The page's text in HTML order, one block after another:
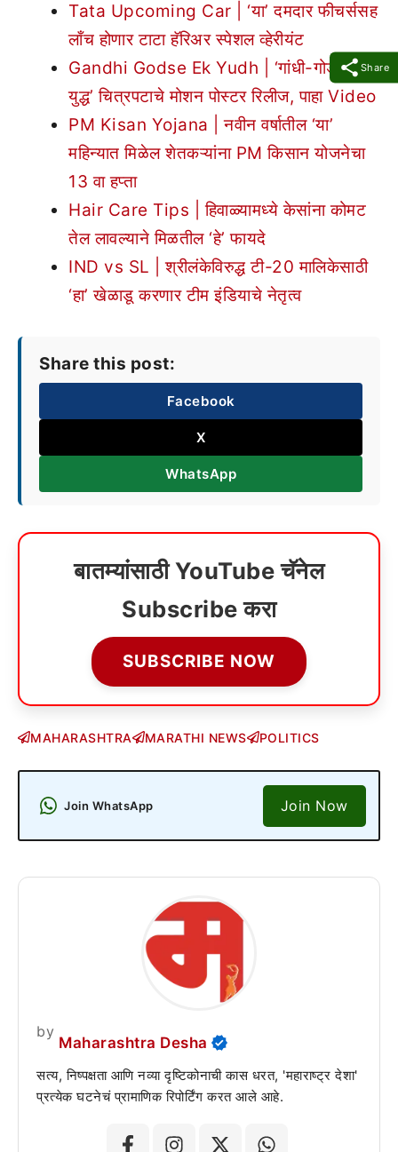
Share
Tata Upcoming Car | ‘या’ दमदार फीचर्ससह
लाँच होणार टाटा हॅरिअर स्पेशल व्हेरीयंट
Gandhi Godse Ek Yudh | ‘गांधी-गोडसे एक
युद्ध’ चित्रपटाचे मोशन पोस्टर रिलीज, पाहा Video
PM Kisan Yojana | नवीन वर्षातील ‘या’
महिन्यात मिळेल शेतकऱ्यांना PM किसान योजनेचा
13 वा हप्ता
Hair Care Tips | हिवाळ्यामध्ये केसांना कोमट
तेल लावल्याने मिळतील ‘हे’ फायदे
IND vs SL | श्रीलंकेविरुद्ध टी-20 मालिकेसाठी
‘हा’ खेळाडू करणार टीम इंडियाचे नेतृत्व
Share this post:
Facebook
X
WhatsApp
बातम्यांसाठी YouTube चॅनेल
Subscribe करा
SUBSCRIBE NOW
MAHARASHTRA MARATHI NEWS POLITICS
Join WhatsApp Join Now
by
Maharashtra Desha
सत्य, निष्पक्षता आणि नव्या दृष्टिकोनाची कास धरत, 'महाराष्ट्र देशा'
प्रत्येक घटनेचं प्रामाणिक रिपोर्टिंग करत आले आहे.